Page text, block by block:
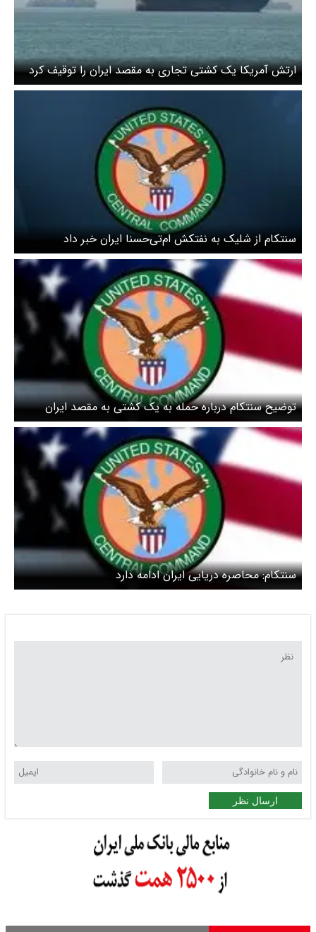
ارتش آمریکا یک کشتی تجاری به مقصد ایران را توقیف کرد
سنتکام از شلیک به نفتکش ام‌تی‌حسنا ایران خبر داد
توضیح سنتکام درباره حمله به یک کشتی به مقصد ایران
سنتکام: محاصره دریایی ایران ادامه دارد
ارسال نظر